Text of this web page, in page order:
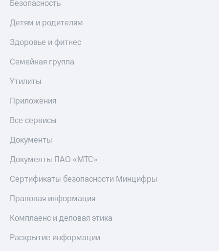
Безопасность
Детям и родителям
Здоровье и фитнес
Семейная группа
Утилиты
Приложения
Все сервисы
Документы
Документы ПАО «МТС»
Сертификаты безопасности Минцифры
Правовая информация
Комплаенс и деловая этика
Раскрытие информации